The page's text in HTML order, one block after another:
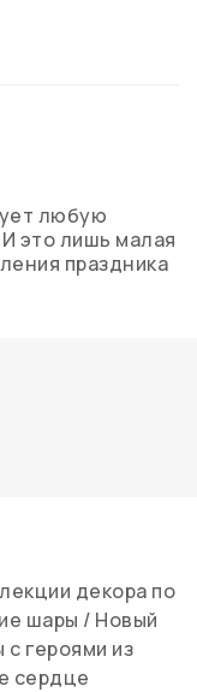
любую
это лишь малая
праздника
декора по
шары / Новый
героями из
сердце